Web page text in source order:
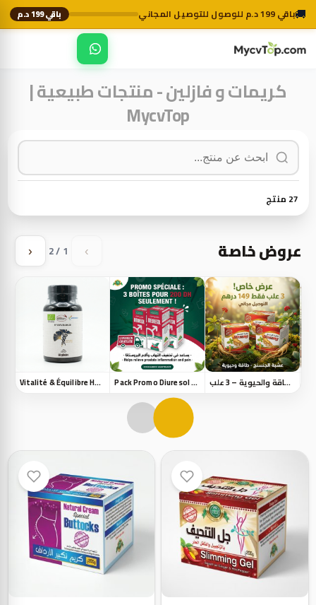
🚚باقي 199 د.م للوصول للتوصيل المجاني باقي 199 د.م
MycvTop
كريمات و فازلين - منتجات طبيعية |
MycvTop
27 منتج
عروض خاصة ›
1 / 2
‹
Vitalité & Équilibre Homme - حيوية وتوازن الرجل Pack Promo Diuresol – 3 Boîtes باك الجينسنغ للطاقة والحيوية – 3 علب